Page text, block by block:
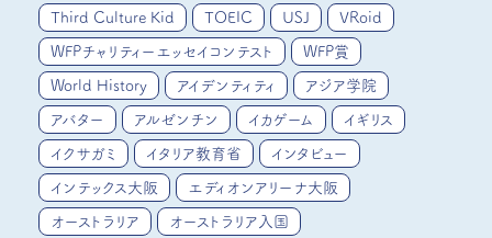
Third Culture Kid TOEIC USJ VRoid
WFPチャリティーエッセイコンテスト WFP賞
World History アイデンティティ アジア学院
アバター アルゼンチン イカゲーム イギリス
イクサガミ イタリア教育省 インタビュー
インテックス大阪 エディオンアリーナ大阪
オーストラリア オーストラリア入国